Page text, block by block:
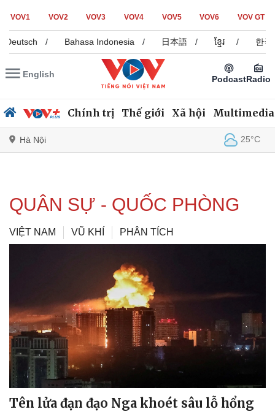
VOV1 VOV2 VOV3 VOV4 VOV5 VOV6 VOV GT
/ Bahasa Indonesia / 日本語 / ខ្មែរ 한국어 /
English PodcastRadio
Chính trị Thế giới Xã hội Multimedia
Hà Nội 25°C
Chính trị
Đảng
Tổ chức nhân sự
Quốc hội
Xã hội
Tin 24h
Dự báo thời tiết
Biển đảo
QUÂN SỰ - QUỐC PHÒNG
VIỆT NAM VŨ KHÍ PHÂN TÍCH
Tên lửa đạn đạo Nga khoét sâu lỗ hổng